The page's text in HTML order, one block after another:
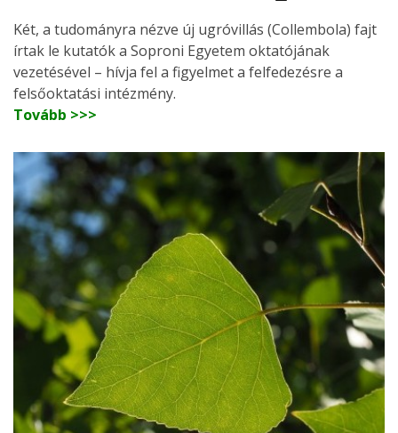
Két, a tudományra nézve új ugróvillás (Collembola) fajt
írtak le kutatók a Soproni Egyetem oktatójának
vezetésével – hívja fel a figyelmet a felfedezésre a
felsőoktatási intézmény.
Tovább >>>